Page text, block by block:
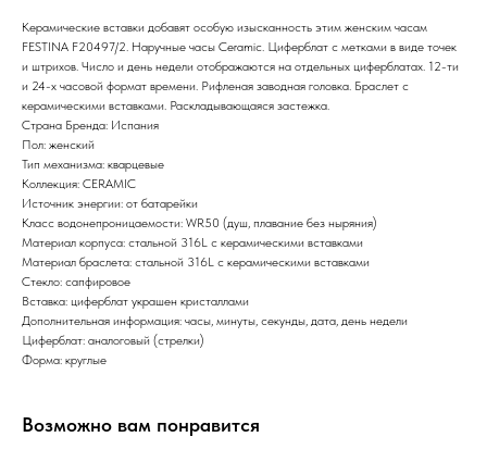
Керамические вставки добавят особую изысканность этим женским часам
FESTINA F20497/2. Наручные часы Ceramic. Циферблат с метками в виде точек
и штрихов. Число и день недели отображаются на отдельных циферблатах. 12-ти
и 24-х часовой формат времени. Рифленая заводная головка. Браслет с
керамическими вставками. Раскладывающаяся застежка.
Страна Бренда: Испания
Пол: женский
Тип механизма: кварцевые
Коллекция: CERAMIC
Источник энергии: от батарейки
Класс водонепроницаемости: WR50 (душ, плавание без ныряния)
Материал корпуса: стальной 316L с керамическими вставками
Материал браслета: стальной 316L с керамическими вставками
Стекло: сапфировое
Вставка: циферблат украшен кристаллами
Дополнительная информация: часы, минуты, секунды, дата, день недели
Циферблат: аналоговый (стрелки)
Форма: круглые
Возможно вам понравится